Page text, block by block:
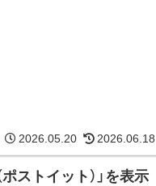
2026.05.20 2026.06.18
ストイット）」を表示